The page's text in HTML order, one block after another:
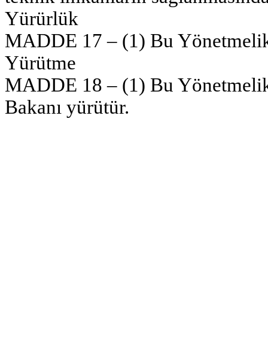
Yürürlük
MADDE 17 – (1) Bu
Yürütme
MADDE 18 – (1) Bu
Bakanı yürütür.